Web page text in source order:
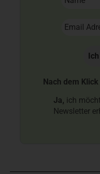
Nach dem
Ja, ich
Newsletter